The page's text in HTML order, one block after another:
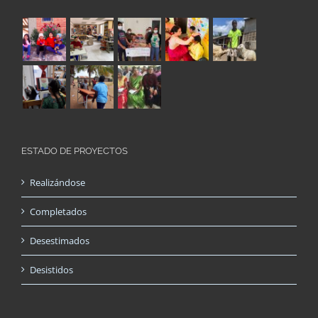
ESTADO DE PROYECTOS
Realizándose
Completados
Desestimados
Desistidos